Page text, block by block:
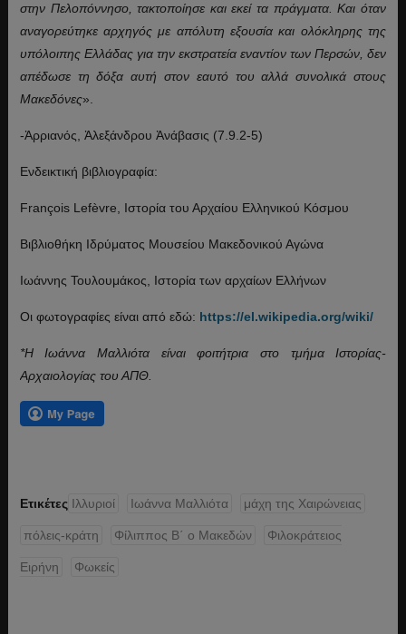
στην Πελοπόννησο, τακτοποίησε και εκεί τα πράγματα. Και όταν
αναγορεύτηκε αρχηγός με απόλυτη εξουσία και ολόκληρης της
υπόλοιπης Ελλάδας για την εκστρατεία εναντίον των Περσών, δεν
απέδωσε τη δόξα αυτή στον εαυτό του αλλά συνολικά στους
Μακεδόνες».
-Ἀρριανός, Ἀλεξάνδρου Ἀνάβασις (7.9.2-5)
Ενδεικτική βιβλιογραφία:
François Lefèvre, Ιστορία του Αρχαίου Ελληνικού Κόσμου
Βιβλιοθήκη Ιδρύματος Μουσείου Μακεδονικού Αγώνα
Ιωάννης Τουλουμάκος, Ιστορία των αρχαίων Ελλήνων
Οι φωτογραφίες είναι από εδώ: https://el.wikipedia.org/wiki/
*Η Ιωάννα Μαλλιότα είναι φοιτήτρια στο τμήμα Ιστορίας-
Αρχαιολογίας του ΑΠΘ.
Ετικέτες Ιλλυριοί Ιωάννα Μαλλιότα μάχη της Χαιρώνειας
πόλεις-κράτη Φίλιππος Β΄ o Μακεδών Φιλοκράτειος
Ειρήνη Φωκείς